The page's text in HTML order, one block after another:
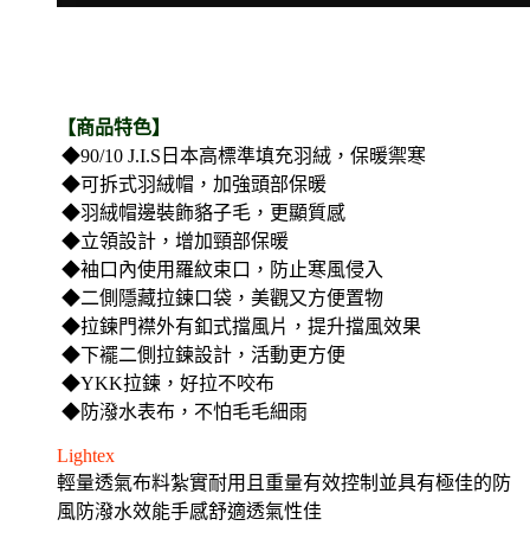
【商品特色】
◆90/10 J.I.S日本高標準填充羽絨，保暖禦寒
◆可拆式羽絨帽，加強頭部保暖
◆羽絨帽邊裝飾貉子毛，更顯質感
◆立領設計，增加頸部保暖
◆袖口內使用羅紋束口，防止寒風侵入
◆二側隱藏拉鍊口袋，美觀又方便置物
◆拉鍊門襟外有釦式擋風片，提升擋風效果
◆下襬二側拉鍊設計，活動更方便
◆YKK拉鍊，好拉不咬布
◆防潑水表布，不怕毛毛細雨
Lightex
輕量透氣布料紮實耐用且重量有效控制並具有極佳的防
風防潑水效能手感舒適透氣性佳